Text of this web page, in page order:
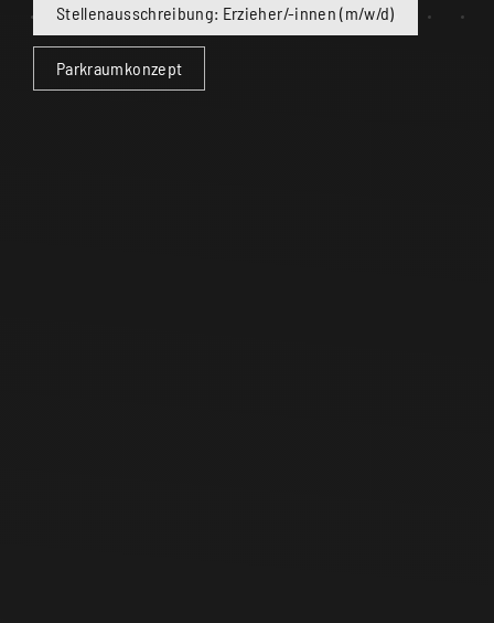
Stellenausschreibung: Erzieher/-innen (m/w/d)
Parkraumkonzept